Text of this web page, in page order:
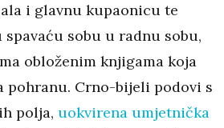
i glavnu kupaonicu te
sobu u radnu sobu,
obloženim knjigama koja
pohranu. Crno-bijeli podovi s
polja, uokvirena umjetnička